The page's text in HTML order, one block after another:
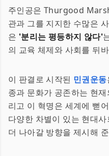
주인공은 Thurgood
관과 그를 지지한 수많은 사
은 '분리는 평등하지 않다'
의 교육 체제와 사회를 뒤
이 판결로 시작된 민권운동
종과 문화가 공존하는 현
리고 이 혁명은 세계에 뻗
다양한 차별이 있는 현대
더 나아갈 방향을 제시해